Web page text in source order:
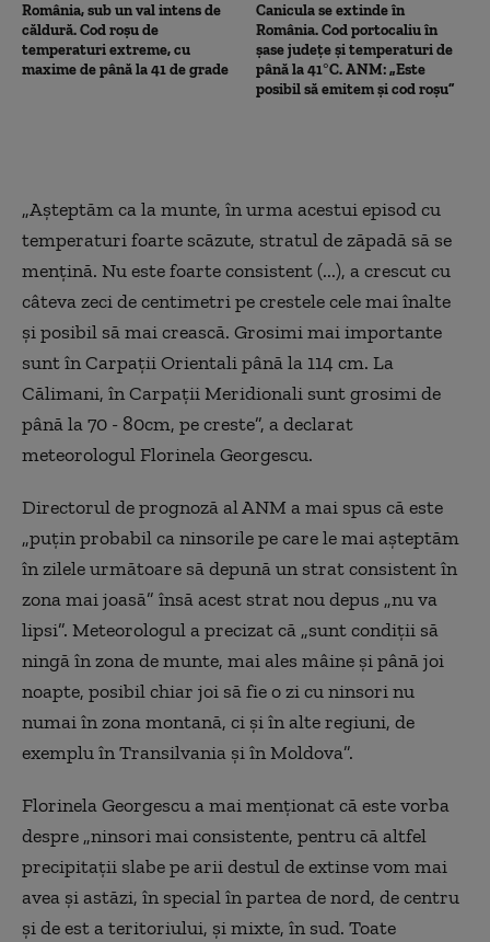
România, sub un val intens de
căldură. Cod roșu de
temperaturi extreme, cu
maxime de până la 41 de grade
Canicula se extinde în
România. Cod portocaliu în
șase județe și temperaturi de
până la 41°C. ANM: „Este
posibil să emitem și cod roșu”
„Așteptăm ca la munte, în urma acestui episod cu
temperaturi foarte scăzute, stratul de zăpadă să se
mențină. Nu este foarte consistent (...), a crescut cu
câteva zeci de centimetri pe crestele cele mai înalte
și posibil să mai crească. Grosimi mai importante
sunt în Carpații Orientali până la 114 cm. La
Călimani, în Carpații Meridionali sunt grosimi de
până la 70 - 80cm, pe creste”, a declarat
meteorologul Florinela Georgescu.
Directorul de prognoză al ANM a mai spus că este
„puțin probabil ca ninsorile pe care le mai așteptăm
în zilele următoare să depună un strat consistent în
zona mai joasă” însă acest strat nou depus „nu va
lipsi”. Meteorologul a precizat că „sunt condiții să
ningă în zona de munte, mai ales mâine și până joi
noapte, posibil chiar joi să fie o zi cu ninsori nu
numai în zona montană, ci și în alte regiuni, de
exemplu în Transilvania și în Moldova”.
Florinela Georgescu a mai menționat că este vorba
despre „ninsori mai consistente, pentru că altfel
precipitații slabe pe arii destul de extinse vom mai
avea și astăzi, în special în partea de nord, de centru
și de est a teritoriului, și mixte, în sud. Toate